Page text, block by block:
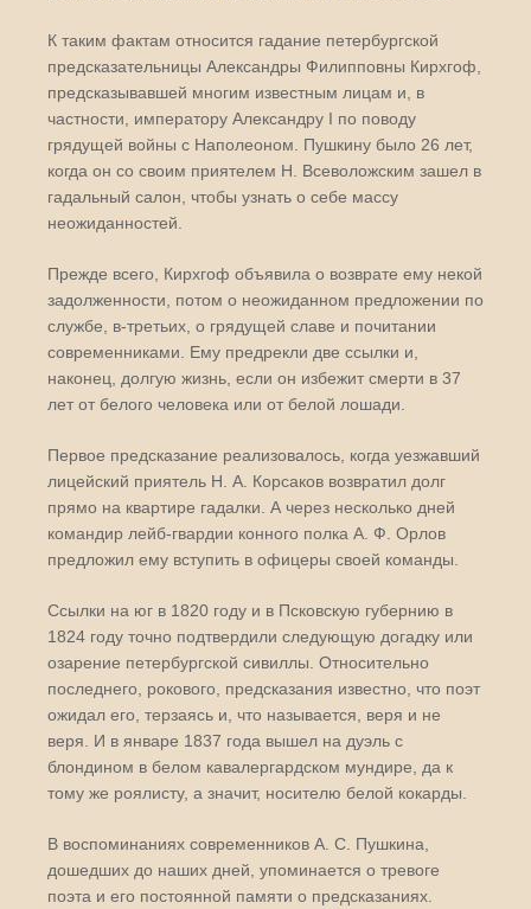
К таким фактам относится гадание петербургской
предсказательницы Александры Филипповны Кирхгоф,
предсказывавшей многим известным лицам и, в
частности, императору Александру I по поводу
грядущей войны с Наполеоном. Пушкину было 26 лет,
когда он со своим приятелем Н. Всеволожским зашел в
гадальный салон, чтобы узнать о себе массу
неожиданностей.
Прежде всего, Кирхгоф объявила о возврате ему некой
задолженности, потом о неожиданном предложении по
службе, в-третьих, о грядущей славе и почитании
современниками. Ему предрекли две ссылки и,
наконец, долгую жизнь, если он избежит смерти в 37
лет от белого человека или от белой лошади.
Первое предсказание реализовалось, когда уезжавший
лицейский приятель Н. А. Корсаков возвратил долг
прямо на квартире гадалки. А через несколько дней
командир лейб-гвардии конного полка А. Ф. Орлов
предложил ему вступить в офицеры своей команды.
Ссылки на юг в 1820 году и в Псковскую губернию в
1824 году точно подтвердили следующую догадку или
озарение петербургской сивиллы. Относительно
последнего, рокового, предсказания известно, что поэт
ожидал его, терзаясь и, что называется, веря и не
веря. И в январе 1837 года вышел на дуэль с
блондином в белом кавалергардском мундире, да к
тому же роялисту, а значит, носителю белой кокарды.
В воспоминаниях современников А. С. Пушкина,
дошедших до наших дней, упоминается о тревоге
поэта и его постоянной памяти о предсказаниях.